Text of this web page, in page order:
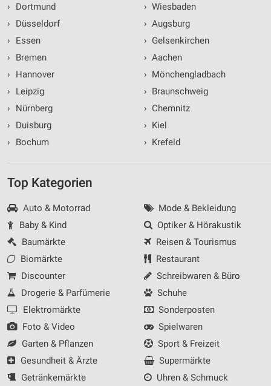
›
Dortmund
›
Düsseldorf
›
Essen
›
Bremen
›
Hannover
›
Leipzig
›
Nürnberg
›
Duisburg
›
Bochum
› Wiesbaden
› Augsburg
› Gelsenkirchen
› Aachen
› Mönchengladbach
› Braunschweig
› Chemnitz
› Kiel
› Krefeld
Top Kategorien
Auto & Motorrad
Baby & Kind
Baumärkte
Biomärkte
Discounter
Drogerie & Parfümerie
Elektromärkte
Foto & Video
Garten & Pflanzen
Gesundheit & Ärzte
Getränkemärkte
Mode & Bekleidung
Optiker & Hörakustik
Reisen & Tourismus
Restaurant
Schreibwaren & Büro
Schuhe
Sonderposten
Spielwaren
Sport & Freizeit
Supermärkte
Uhren & Schmuck